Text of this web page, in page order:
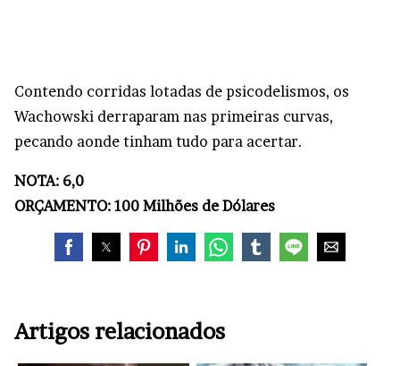
Contendo corridas lotadas de psicodelismos, os
Wachowski derraparam nas primeiras curvas,
pecando aonde tinham tudo para acertar.
NOTA: 6,0
ORÇAMENTO: 100 Milhões de Dólares
Artigos relacionados